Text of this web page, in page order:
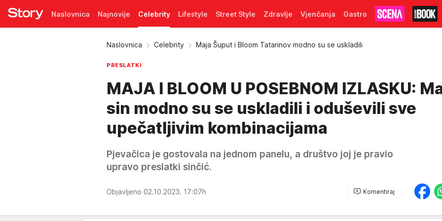
Naslovnica Najnovije Celebrity Lifestyle Street Style Zdravlje Vjenčanja Gastro
Naslovnica Celebrity Maja Šuput i Bloom Tatarinov modno su se uskladili
PRESLATKI
MAJA I BLOOM U POSEBNOM IZLASKU:
sin modno su se uskladili i oduševili sve
upečatljivim kombinacijama
Pjevačica je gostovala na jednom panelu, a društvo joj je pravio
upravo preslatki sinčić.
Objavljeno 02.10.2023. 17:07h Komentiraj